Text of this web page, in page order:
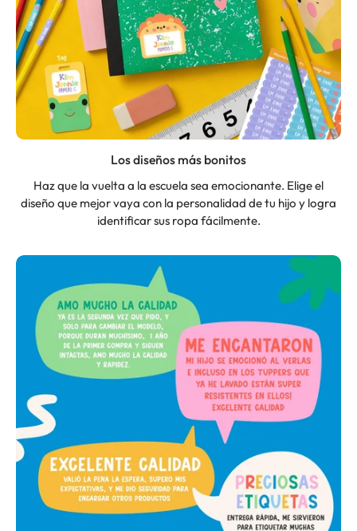
Los diseños más bonitos
Haz que la vuelta a la escuela sea emocionante. Elige el
diseño que mejor vaya con la personalidad de tu hijo y logra
identificar sus ropa fácilmente.